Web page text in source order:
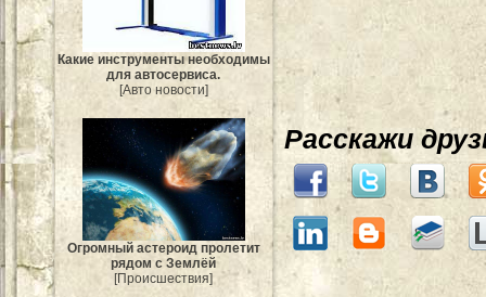
Какие инструменты необходимы
для автосервиса.
[Авто новости]
Огромный астероид пролетит
рядом с Землёй
[Происшествия]
Расскажи